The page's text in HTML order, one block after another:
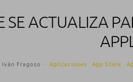
SE ACTUALIZA
Iván Fragoso · Aplicaciones App Store